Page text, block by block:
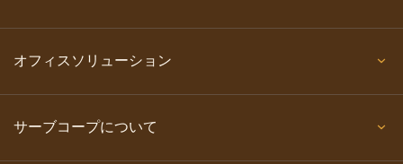
オフィスソリューション
サーブコープについて